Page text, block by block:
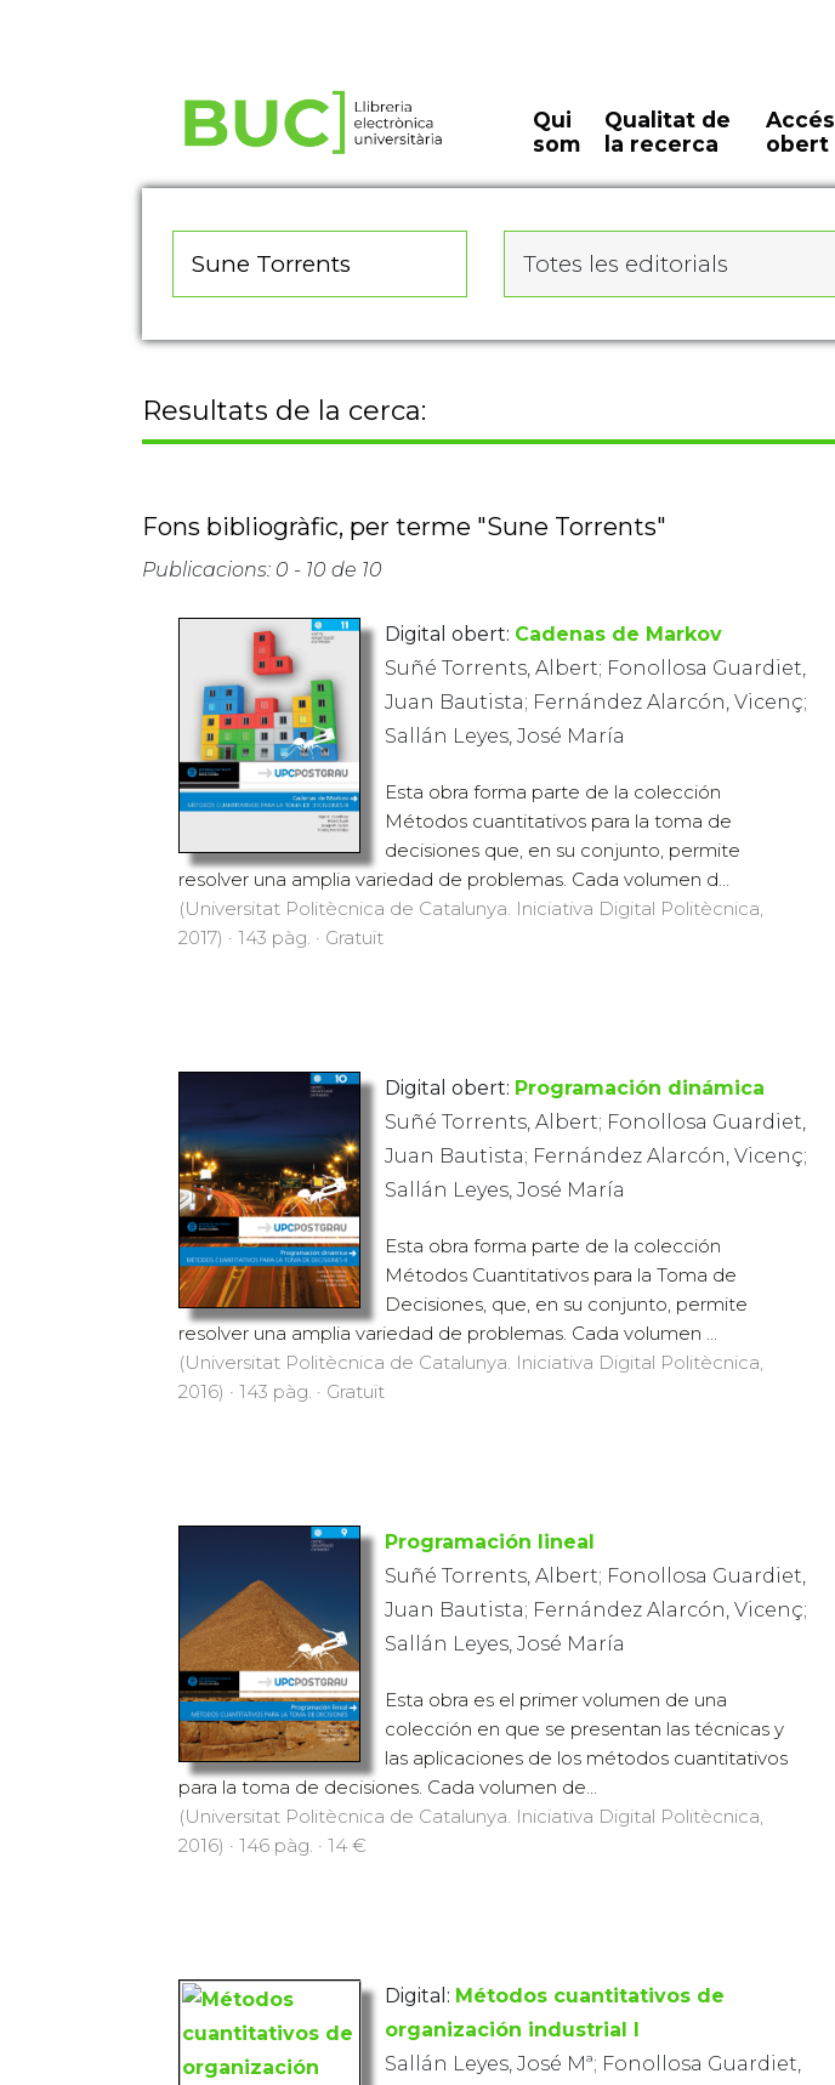
Qui
som
Qualitat de
la recerca
Accés
obert
Totes les editorials
Resultats de la cerca:
Fons bibliogràfic, per terme "Sune Torrents"
Publicacions: 0 - 10 de 10
Digital obert: Cadenas de Markov
Suñé Torrents, Albert; Fonollosa Guardiet,
Juan Bautista; Fernández Alarcón, Vicenç;
Sallán Leyes, José María
Esta obra forma parte de la colección
Métodos cuantitativos para la toma de
decisiones que, en su conjunto, permite
resolver una amplia variedad de problemas. Cada volumen d...
(Universitat Politècnica de Catalunya. Iniciativa Digital Politècnica,
2017) · 143 pàg. · Gratuït
Digital obert: Programación dinámica
Suñé Torrents, Albert; Fonollosa Guardiet,
Juan Bautista; Fernández Alarcón, Vicenç;
Sallán Leyes, José María
Esta obra forma parte de la colección
Métodos Cuantitativos para la Toma de
Decisiones, que, en su conjunto, permite
resolver una amplia variedad de problemas. Cada volumen ...
(Universitat Politècnica de Catalunya. Iniciativa Digital Politècnica,
2016) · 143 pàg. · Gratuït
Programación lineal
Suñé Torrents, Albert; Fonollosa Guardiet,
Juan Bautista; Fernández Alarcón, Vicenç;
Sallán Leyes, José María
Esta obra es el primer volumen de una
colección en que se presentan las técnicas y
las aplicaciones de los métodos cuantitativos
para la toma de decisiones. Cada volumen de...
(Universitat Politècnica de Catalunya. Iniciativa Digital Politècnica,
2016) · 146 pàg. · 14 €
Digital: Métodos cuantitativos de
organización industrial I
Sallán Leyes, José Mª; Fonollosa Guardiet,